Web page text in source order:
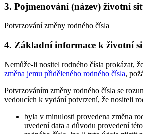
3. Pojmenování (název) životní
Potvrzování změny rodného čísla
4. Základní informace k životní
Nemůže-li nositel rodného čísla prokázat,
změna jemu přiděleného rodného čísla,
Potvrzováním změny rodného čísla se
vedoucích k vydání potvrzení, že nositeli
byla v minulosti provedena změna
uvedení data a důvodu provedení